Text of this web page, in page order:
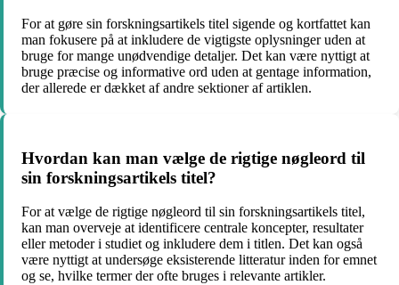
For at gøre sin forskningsartikels titel sigende og kortfattet kan
man fokusere på at inkludere de vigtigste oplysninger uden at
bruge for mange unødvendige detaljer. Det kan være nyttigt at
bruge præcise og informative ord uden at gentage information,
der allerede er dækket af andre sektioner af artiklen.
Hvordan kan man vælge de rigtige nøgleord til
sin forskningsartikels titel?
For at vælge de rigtige nøgleord til sin forskningsartikels titel,
kan man overveje at identificere centrale koncepter, resultater
eller metoder i studiet og inkludere dem i titlen. Det kan også
være nyttigt at undersøge eksisterende litteratur inden for emnet
og se, hvilke termer der ofte bruges i relevante artikler.